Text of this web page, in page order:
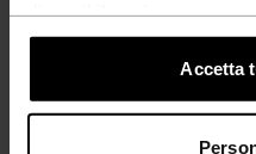
Accetta
LIGHT